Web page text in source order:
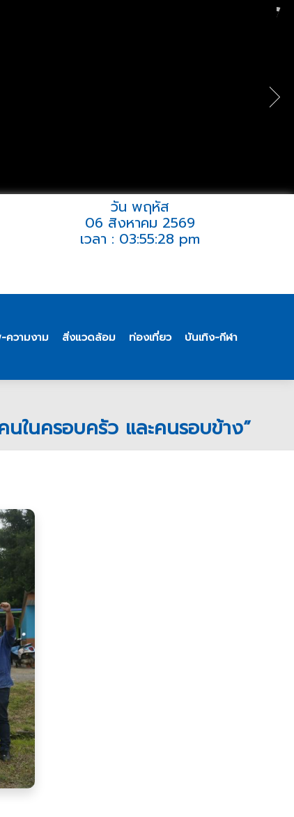
วัน พฤหัส
06 สิงหาคม 2569
เวลา : 03:55:28 pm
ความงาม สิ่งแวดล้อม ท่องเที่ยว บันเทิง-กีฬา
ในครอบครัว และคนรอบข้าง”